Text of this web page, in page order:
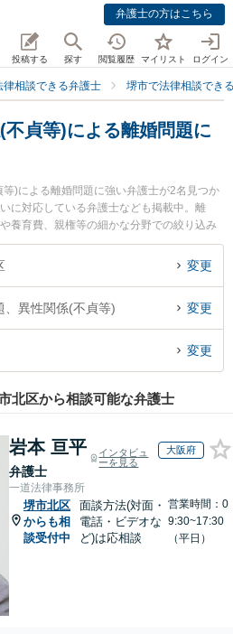
弁護士の方はこちら
投稿する 探す 閲覧履歴 マイリスト ログイン
律相談できる弁護士 堺市で法律相談でき
貞等)による離婚問題に
)による離婚問題に強い弁護士が2名見つか
に対応している弁護士なども掲載中。離
養育費、親権等の細かな分野での絞り込み
事務所の犬塚 竜也弁護士や弁護士法人バデ
護士のプロフィール情報や弁護士費用、強み
績豊富な近くの弁護士を検索したい』『初
る離婚問題を法律相談できる堺市北区内の弁
りの相談者さんにおすすめです。
変更
、異性関係(不貞等) 変更
変更
北区から相談可能な弁護士
岩本 亘平
弁護士
インタビュ
ーを見る
大阪府
一道法律事務所
堺市北区
からも相
談受付中
面談方法(対面・
電話・ビデオな
ど)は応相談
営業時間：0
9:30~17:30
（平日）